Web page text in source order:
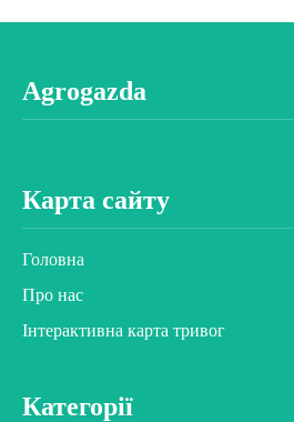
Agrogazda
Карта сайту
Головна
Про нас
Інтерактивна карта тривог
Категорії